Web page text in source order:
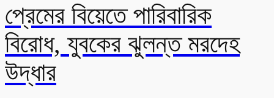
প্রেমের বিয়েতে পারিবারিক
বিরোধ, যুবকের ঝুলন্ত মরদেহ
উদ্ধার